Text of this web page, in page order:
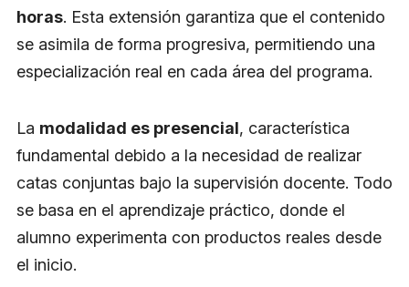
horas. Esta extensión garantiza que el contenido
se asimila de forma progresiva, permitiendo una
especialización real en cada área del programa.
La modalidad es presencial, característica
fundamental debido a la necesidad de realizar
catas conjuntas bajo la supervisión docente. Todo
se basa en el aprendizaje práctico, donde el
alumno experimenta con productos reales desde
el inicio.